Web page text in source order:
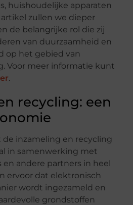
huishoudelijke apparaten
zullen we dieper
de belangrijke rol die zij
van duurzaamheid en
op het gebied van
Voor meer informatie kunt
.
recycling: een
de inzameling en recycling
in samenwerking met
andere partners in heel
ervoor dat elektronisch
wordt ingezameld en
grondstoffen